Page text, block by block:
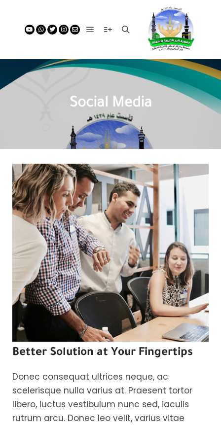
Social Media
Better Solution at Your Fingertips
Donec consequat ultrices neque, ac
scelerisque nulla varius at. Praesent tortor
libero, luctus vestibulum nunc sed, iaculis
rutrum arcu. Donec leo velit, varius vitae